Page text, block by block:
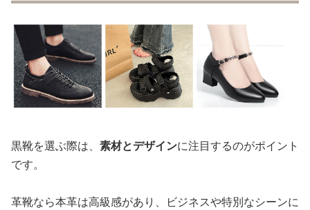
黒靴を選ぶ際は、 素材とデザインに注目するのがポイント
です。
革靴なら本革は高級感があり、ビジネスや特別なシーンに